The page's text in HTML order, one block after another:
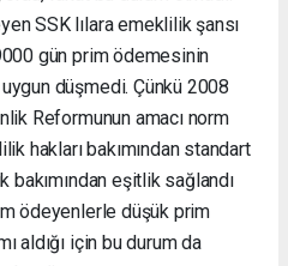
SSK lılara emeklilik şansı
gün prim ödemesinin
düşmedi. Çünkü 2008
Reformunun amacı norm
hakları bakımından standart
bakımından eşitlik sağlandı
ödeyenlerle düşük prim
aldığı için bu durum da